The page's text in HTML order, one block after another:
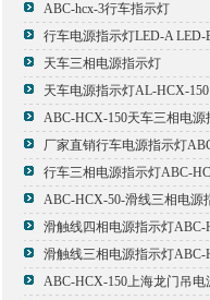
ABC-hcx-3行车指示灯
天车三相电源指示灯
天车电源指示灯AL-HCX-150